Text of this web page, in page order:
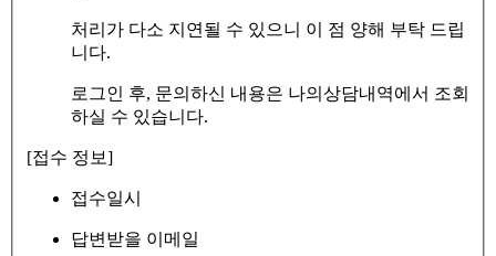
처리가 다소 지연될 수 있으니 이 점 양해 부탁 드립
니다.
로그인 후, 문의하신 내용은 나의상담내역에서 조회
하실 수 있습니다.
[접수 정보]
접수일시
답변받을 이메일